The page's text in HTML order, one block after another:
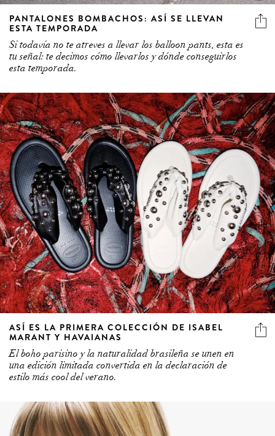
PANTALONES BOMBACHOS: ASÍ SE LLEVAN
ESTA TEMPORADA
Si todavía no te atreves a llevar los balloon pants, esta es
tu señal: te decimos cómo llevarlos y dónde conseguirlos
esta temporada.
ASÍ ES LA PRIMERA COLECCIÓN DE ISABEL
MARANT Y HAVAIANAS
El boho parisino y la naturalidad brasileña se unen en
una edición limitada convertida en la declaración de
estilo más cool del verano.